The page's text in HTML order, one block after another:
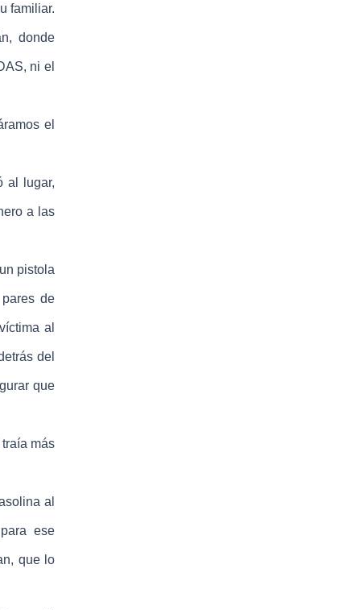
familiar.
donde
ni el
el
al lugar,
a las
pistola
de
al
del
que
más
al
ese
que lo